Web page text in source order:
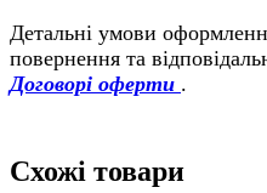
Детальні умови
повернення та
Договорі оферти .
Схожі товари